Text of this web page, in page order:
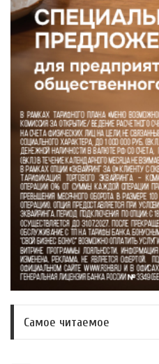
Самое читаемое